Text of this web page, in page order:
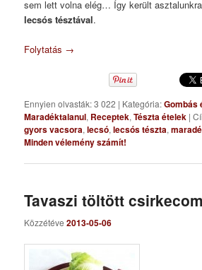
sem lett volna elég… Így került
lecsós tésztával.
Folytatás →
Ennyien olvasták: 3 022 | Kategória:Gombás
Maradéktalanul, Receptek,Tészta ételek |
gyors vacsora,lecsó,lecsós tészta,
Minden vélemény számít!
Tavaszi töltött
Közzétéve2013-05-06